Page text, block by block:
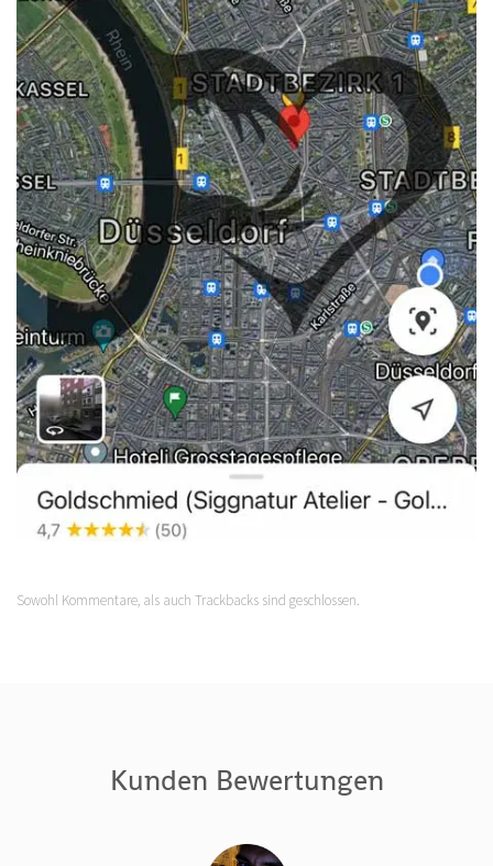
Sowohl Kommentare, als auch Trackbacks sind geschlossen.
Kunden Bewertungen